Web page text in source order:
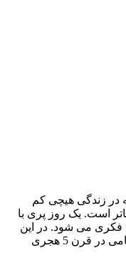
در زندگی هیچی کم
است. یک روز پری با
فکری می شود. در این
کتاب سرگذشت سیر و سلوک عارف گمنامی در قرن 5 هجری